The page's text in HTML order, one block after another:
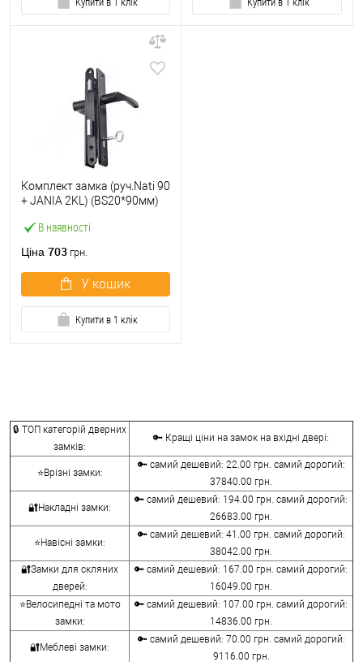
В наявності
Комплект замка (руч.Nati 90
+ JANIA 2KL) (BS20*90мм)
Ціна 703 грн.
У кошик
Купити в 1 клік
🔒 ТОП категорій дверних
замків:
🔑 Кращі ціни на замок на вхідні двері:
⭐Врізні замки:
🔑 самий дешевий: 22.00 грн. самий дорогий:
37840.00 грн.
🔐Накладні замки:
🔑 самий дешевий: 194.00 грн. самий дорогий:
26683.00 грн.
⭐Навісні замки:
🔑 самий дешевий: 41.00 грн. самий дорогий:
38042.00 грн.
🔐Замки для скляних
дверей:
🔑 самий дешевий: 167.00 грн. самий дорогий:
16049.00 грн.
⭐Велосипедні та мото
замки:
🔑 самий дешевий: 107.00 грн. самий дорогий:
14836.00 грн.
🔐Меблеві замки:
🔑 самий дешевий: 70.00 грн. самий дорогий:
9116.00 грн.